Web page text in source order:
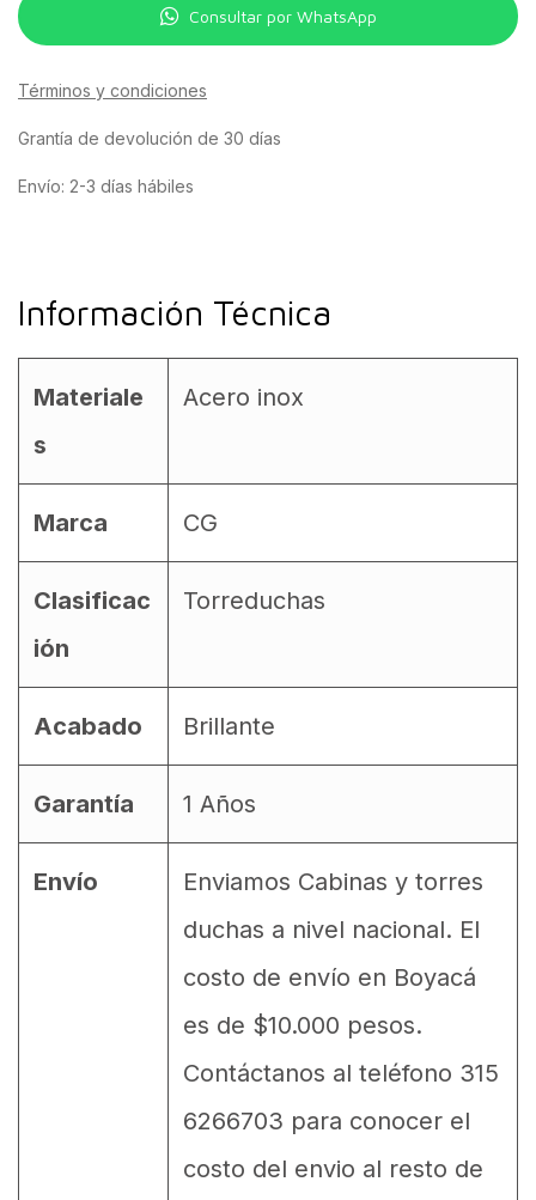
Consultar por WhatsApp
Términos y condiciones
Grantía de devolución de 30 días
Envío: 2-3 días hábiles
Información Técnica
Materiale
s
Acero inox
Marca CG
Clasificac
ión
Torreduchas
Acabado Brillante
Garantía 1 Años
Envío
Enviamos Cabinas y torres
duchas a nivel nacional. El
costo de envío en Boyacá
es de $10.000 pesos.
Contáctanos al teléfono 315
6266703 para conocer el
costo del envio al resto de